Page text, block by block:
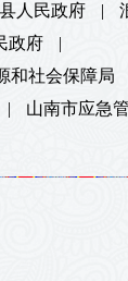
人民政府 |
政府
|
和社会保障局
| 山南市应急